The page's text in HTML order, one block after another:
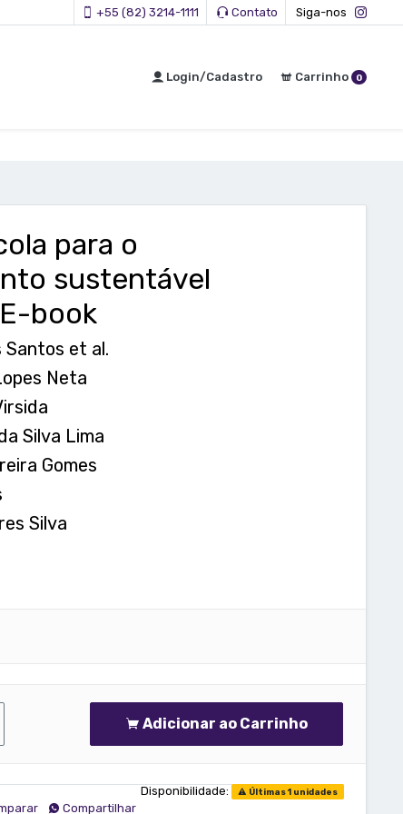
+55 (82) 3214-1111 Contato Siga-nos
Login/Cadastro Carrinho 0
para o
sustentável
book
et al.
Neta
Silva Lima
Gomes
Silva
Adicionar ao Carrinho
Disponibilidade: Últimas 1 unidades
Compartilhar